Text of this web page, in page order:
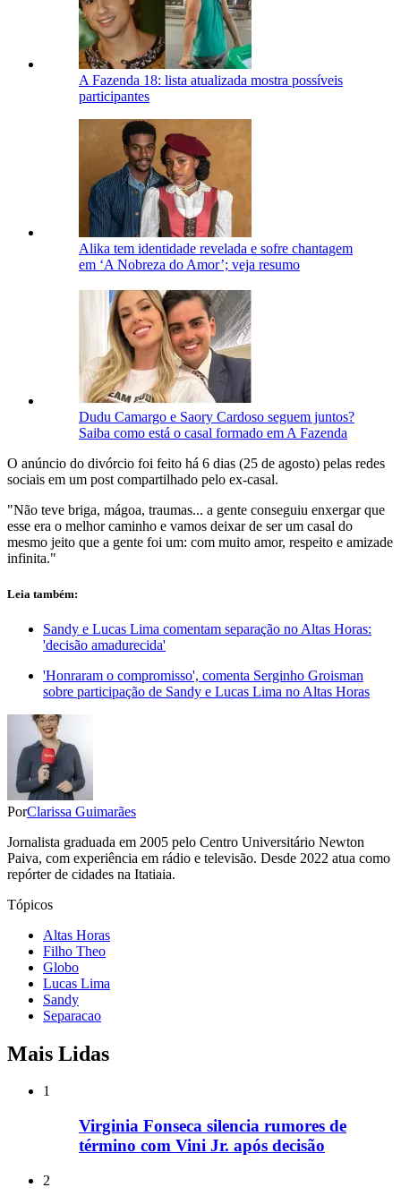
A Fazenda 18: lista atualizada mostra possíveis
participantes
Alika tem identidade revelada e sofre chantagem
em ‘A Nobreza do Amor’; veja resumo
Dudu Camargo e Saory Cardoso seguem juntos?
Saiba como está o casal formado em A Fazenda
O anúncio do divórcio foi feito há 6 dias (25 de agosto) pelas redes
sociais em um post compartilhado pelo ex-casal.
"Não teve briga, mágoa, traumas... a gente conseguiu enxergar que
esse era o melhor caminho e vamos deixar de ser um casal do
mesmo jeito que a gente foi um: com muito amor, respeito e amizade
infinita."
Leia também:
Sandy e Lucas Lima comentam separação no Altas Horas:
'decisão amadurecida'
'Honraram o compromisso', comenta Serginho Groisman
sobre participação de Sandy e Lucas Lima no Altas Horas
PorClarissa Guimarães
Jornalista graduada em 2005 pelo Centro Universitário Newton
Paiva, com experiência em rádio e televisão. Desde 2022 atua como
repórter de cidades na Itatiaia.
Tópicos
Altas Horas
Filho Theo
Globo
Lucas Lima
Sandy
Separacao
Mais Lidas
1
Virginia Fonseca silencia rumores de
término com Vini Jr. após decisão
2